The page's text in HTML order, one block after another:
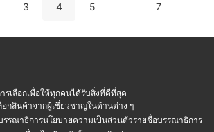
งดุริยางค์และเครื่องเสียงยามาฮ่า จึงมีความรู้ความ
บการณ์จากการขับขี่ในสถานการณ์และเส้นทางที่หลาก
และเป็นประโยชน์ต่อผู้ขับขี่ ไม่ว่าจะเป็นมือใหม่หรือผู้
ารพัฒนาทักษะการขับขี่ เพื่อให้ขับขี่ได้อย่างมั่นใจและ
ยบนท้องถนน
3 4 5 7
รเลือกเพื่อให้ทุกคนได้รับสิ่งที่ดีที่สุด
กสินค้าจากผู้เชี่ยวชาญในด้านต่าง ๆ
รรณาธิการนโยบายความเป็นส่วนตัวรายชื่อบรรณาธิการ